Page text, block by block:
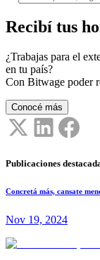
Recibí tus
¿Trabajas para el
en tu país?
Con Bitwage poder
Conocé más
Publicaciones
Concretá más, cansate
Nov 19, 2024